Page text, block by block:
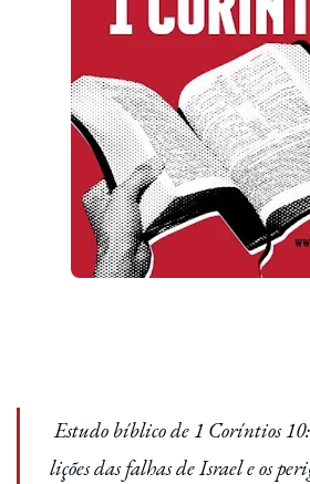
Estudo bíblico de 1 Coríntios
lições das falhas de Israel e os